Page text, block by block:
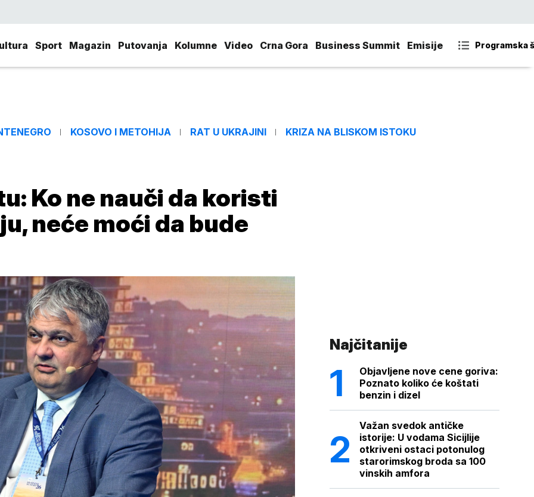
Sport Magazin Putovanja Kolumne Video Crna Gora Business Summit Emisije Programska
KOSOVO I METOHIJA RAT U UKRAJINI KRIZA NA BLISKOM ISTOKU
Ko ne nauči da koristi
neće moći da bude
Najčitanije
Objavljene nove cene goriva:
Poznato koliko će koštati
benzin i dizel
Važan svedok antičke
istorije: U vodama Sicijlije
otkriveni ostaci potonulog
starorimskog broda sa 100
vinskih amfora